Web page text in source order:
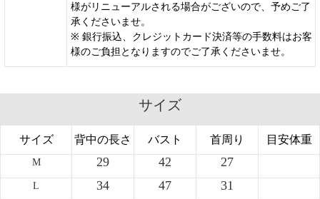
様がリニューアルされる場合がございので、予めご了
承くださいませ。
※ 銀行振込、クレジットカード決済等の手数料はお客
様のご負担となりますのでご了承くださいませ。
サイズ
サイズ 背中の長さ バスト 首周り 目安体重
M 29 42 27
L 34 47 31